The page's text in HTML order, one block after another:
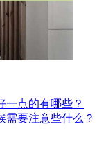
一点的有哪些？
需要注意些什么？